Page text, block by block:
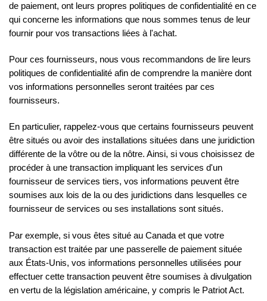
de paiement, ont leurs propres politiques de confidentialité en ce
qui concerne les informations que nous sommes tenus de leur
fournir pour vos transactions liées à l'achat.
Pour ces fournisseurs, nous vous recommandons de lire leurs
politiques de confidentialité afin de comprendre la manière dont
vos informations personnelles seront traitées par ces
fournisseurs.
En particulier, rappelez-vous que certains fournisseurs peuvent
être situés ou avoir des installations situées dans une juridiction
différente de la vôtre ou de la nôtre. Ainsi, si vous choisissez de
procéder à une transaction impliquant les services d'un
fournisseur de services tiers, vos informations peuvent être
soumises aux lois de la ou des juridictions dans lesquelles ce
fournisseur de services ou ses installations sont situés.
Par exemple, si vous êtes situé au Canada et que votre
transaction est traitée par une passerelle de paiement située
aux États-Unis, vos informations personnelles utilisées pour
effectuer cette transaction peuvent être soumises à divulgation
en vertu de la législation américaine, y compris le Patriot Act.